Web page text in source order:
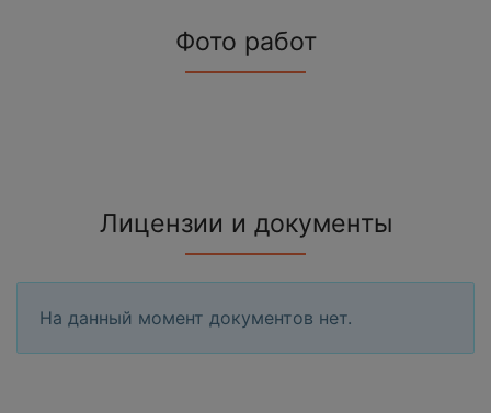
Фото работ
Лицензии и документы
На данный момент документов нет.